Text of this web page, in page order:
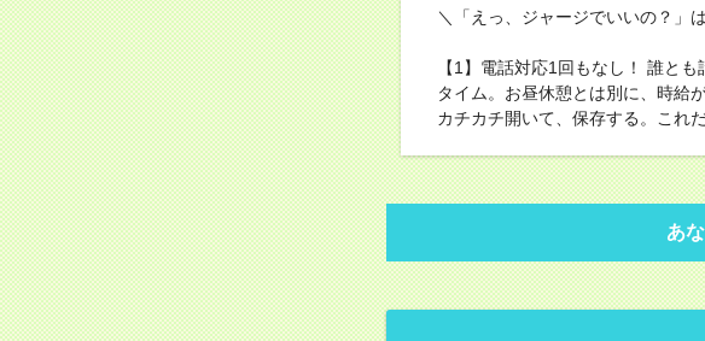
＼「えっ、ジャージでいいの？」
【1】電話対応1回もなし！ 誰と
タイム。お昼休憩とは別に、時給
カチカチ開いて、保存する。これ
あ